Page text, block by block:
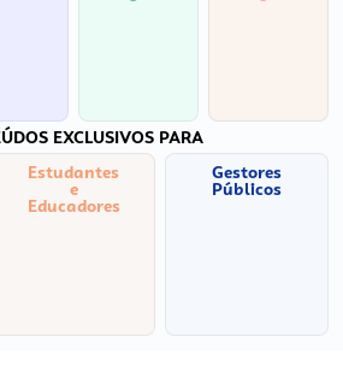
EXCLUSIVOS PARA
Estudantes
e
Educadores
Gestores
Públicos